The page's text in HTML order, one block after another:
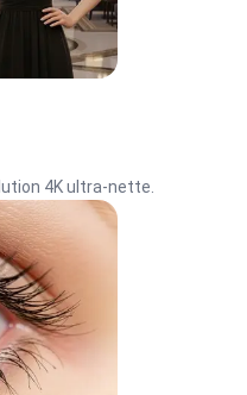
4K ultra-nette.